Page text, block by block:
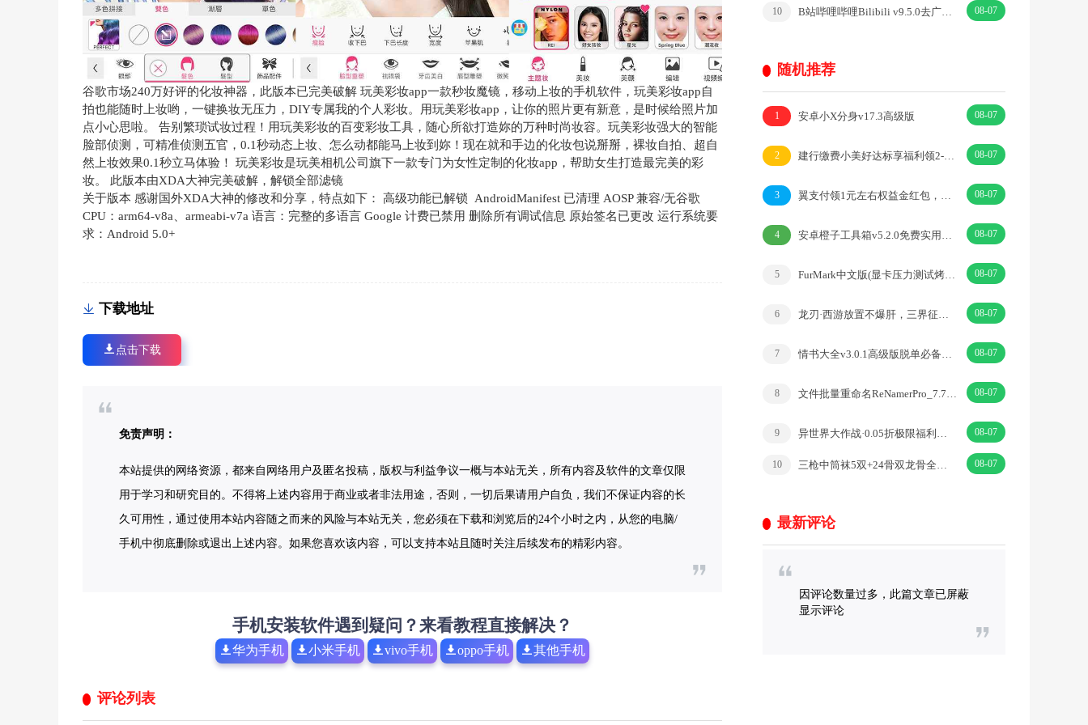
谷歌市场240万好评的化妆神器，此版本已完美破解 玩美彩妆app一款秒妆魔镜，移动上妆的手机软件，玩美彩妆app自
拍也能随时上妆哟，一键换妆无压力，DIY专属我的个人彩妆。用玩美彩妆app，让你的照片更有新意，是时候给照片加
点小心思啦。 告别繁琐试妆过程！用玩美彩妆的百变彩妆工具，随心所欲打造妳的万种时尚妆容。玩美彩妆强大的智能
脸部侦测，可精准侦测五官，0.1秒动态上妆、怎么动都能马上妆到妳！现在就和手边的化妆包说掰掰，裸妆自拍、超自
然上妆效果0.1秒立马体验！ 玩美彩妆是玩美相机公司旗下一款专门为女性定制的化妆app，帮助女生打造最完美的彩
妆。 此版本由XDA大神完美破解，解锁全部滤镜
关于版本 感谢国外XDA大神的修改和分享，特点如下： 高级功能已解锁 AndroidManifest 已清理 AOSP 兼容/无谷歌
CPU：arm64-v8a、armeabi-v7a 语言：完整的多语言 Google 计费已禁用 删除所有调试信息 原始签名已更改 运行系统要
求：Android 5.0+
下载地址
点击下载
免责声明：
本站提供的网络资源，都来自网络用户及匿名投稿，版权与利益争议一概与本站无关，所有内容及软件的文章仅限
用于学习和研究目的。不得将上述内容用于商业或者非法用途，否则，一切后果请用户自负，我们不保证内容的长
久可用性，通过使用本站内容随之而来的风险与本站无关，您必须在下载和浏览后的24个小时之内，从您的电脑/
手机中彻底删除或退出上述内容。如果您喜欢该内容，可以支持本站且随时关注后续发布的精彩内容。
手机安装软件遇到疑问？来看教程直接解决？
华为手机 小米手机 vivo手机 oppo手机 其他手机
评论列表
10 B站哔哩哔哩Bilibili v9.5.0去广告内置漫游模块版 08-07
随机推荐
1 安卓小X分身v17.3高级版 08-07
2 建行缴费小美好达标享福利领2-5元微信立减金 每月可参加 08-07
3 翼支付领1元左右权益金红包，可直接扫码变现 08-07
4 安卓橙子工具箱v5.2.0免费实用小工具纯净版 08-07
5 FurMark中文版(显卡压力测试烤机软件)v1.39 08-07
6 龙刃·西游放置不爆肝，三界征战任你行·|卡牌·放置·免费版 08-07
7 情书大全v3.0.1高级版脱单必备表白情书模版 08-07
8 文件批量重命名ReNamerPro_7.7.0.2汉化优化版 08-07
9 异世界大作战·0.05折极限福利回合仙侠手游·|回合·仙侠 08-07
10 三枪中筒袜5双+24骨双龙骨全自动雨伞+轩妈蛋黄酥330g 08-07
最新评论
因评论数量过多，此篇文章已屏蔽
显示评论